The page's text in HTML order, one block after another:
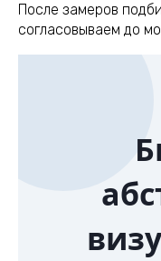
После замеров
согласовываем до